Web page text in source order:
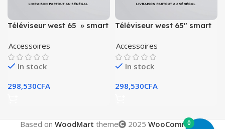
Téléviseur west 65 » smart
Accessoires
In stock
298,530CFA
Téléviseur west 65″ smart
Accessoires
In stock
298,530CFA
Based on WoodMart theme 2025 WooCommerce
0